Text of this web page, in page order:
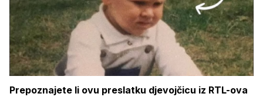
Prepoznajete li ovu preslatku djevojčicu iz RTL-ova